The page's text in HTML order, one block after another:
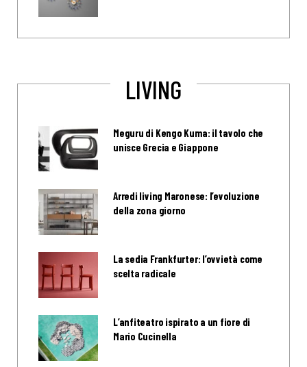
LIVING
Meguru di Kengo Kuma: il tavolo che
unisce Grecia e Giappone
Arredi living Maronese: l’evoluzione
della zona giorno
La sedia Frankfurter: l’ovvietà come
scelta radicale
L’anfiteatro ispirato a un fiore di
Mario Cucinella